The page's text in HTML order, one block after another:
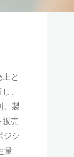
と
、
、製
販売
ジシ
量